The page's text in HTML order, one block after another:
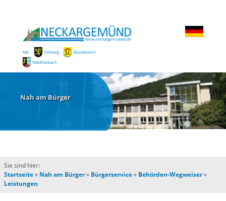
Mit: Dilsberg
Mückenloch
Waldhilsbach
Nah am Bürger
Sie sind hier:
Startseite» Nah am Bürger» Bürgerservice» Behörden-Wegweiser»
Leistungen